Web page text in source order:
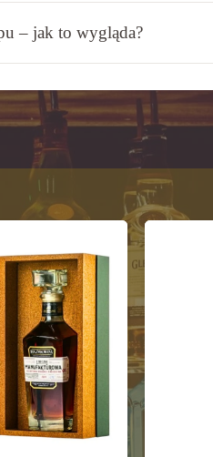
– jak to wygląda?